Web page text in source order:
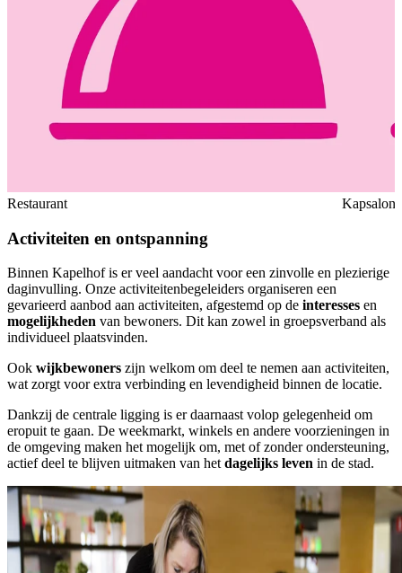
Restaurant Kapsalon
Activiteiten en ontspanning
Binnen Kapelhof is er veel aandacht voor een zinvolle en plezierige
daginvulling. Onze activiteitenbegeleiders organiseren een
gevarieerd aanbod aan activiteiten, afgestemd op de interesses en
mogelijkheden van bewoners. Dit kan zowel in groepsverband als
individueel plaatsvinden.
Ook wijkbewoners zijn welkom om deel te nemen aan activiteiten,
wat zorgt voor extra verbinding en levendigheid binnen de locatie.
Dankzij de centrale ligging is er daarnaast volop gelegenheid om
eropuit te gaan. De weekmarkt, winkels en andere voorzieningen in
de omgeving maken het mogelijk om, met of zonder ondersteuning,
actief deel te blijven uitmaken van het dagelijks leven in de stad.